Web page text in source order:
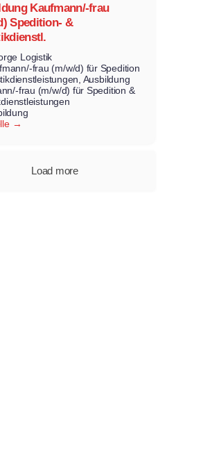
Kaufmann/-frau
Spedition- &
Logistik
frau (m/w/d) für Spedition
Ausbildung
frau (m/w/d) für Spedition &
Load more